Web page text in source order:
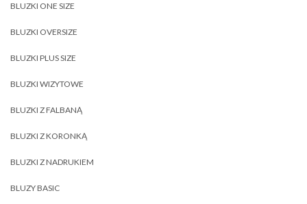
BLUZKI ONE SIZE
BLUZKI OVERSIZE
BLUZKI PLUS SIZE
BLUZKI WIZYTOWE
BLUZKI Z FALBANĄ
BLUZKI Z KORONKĄ
BLUZKI Z NADRUKIEM
BLUZY BASIC